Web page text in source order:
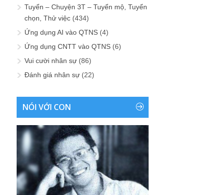
Tuyển – Chuyện 3T – Tuyển mộ, Tuyển
chọn, Thử việc (434)
Ứng dụng AI vào QTNS (4)
Ứng dụng CNTT vào QTNS (6)
Vui cười nhân sự (86)
Đánh giá nhân sự (22)
NÓI VỚI CON